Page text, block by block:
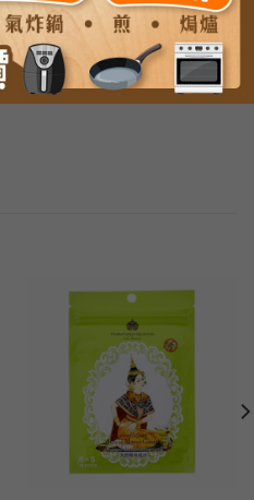
加入購物車